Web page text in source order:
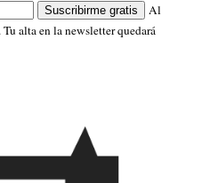
Suscribirme gratis
Al
alta en la newsletter quedará